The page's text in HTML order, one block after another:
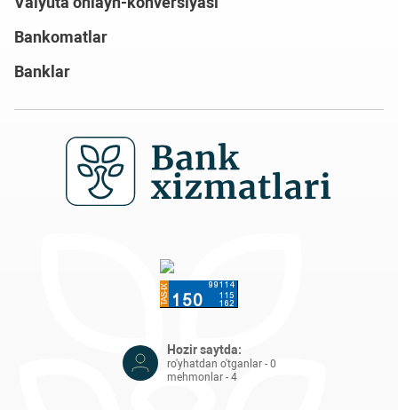
Bankomatlar
Banklar
Hozir saytda:
ro'yhatdan o'tganlar - 0
mehmonlar - 4